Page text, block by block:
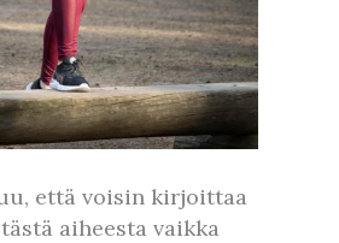
että voisin kirjoittaa
aiheesta vaikka